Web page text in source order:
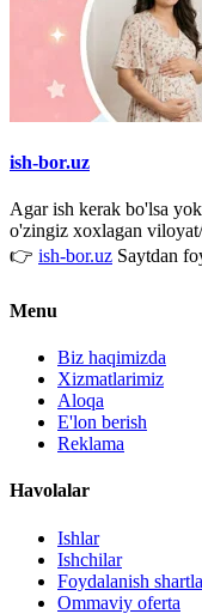
ish-bor.uz
Agar ish kerak bo'lsa
o'zingiz xoxlagan
👉 ish-bor.uz Saytdan
Menu
Biz haqimizda
Xizmatlarimiz
Aloqa
E'lon berish
Reklama
Havolalar
Ishlar
Ishchilar
Foydalanish
Ommaviy oferta